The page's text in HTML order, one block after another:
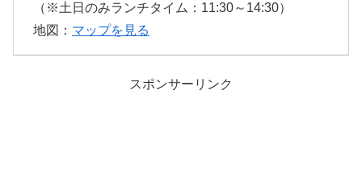
（※土日のみランチタイム：11:30～14:30）
地図： マップを見る
スポンサーリンク